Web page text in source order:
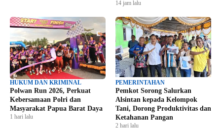
14 jam lalu
HUKUM DAN KRIMINAL
Polwan Run 2026, Perkuat
Kebersamaan Polri dan
Masyarakat Papua Barat Daya
1 hari lalu
PEMERINTAHAN
Pemkot Sorong Salurkan
Alsintan kepada Kelompok
Tani, Dorong Produktivitas dan
Ketahanan Pangan
2 hari lalu